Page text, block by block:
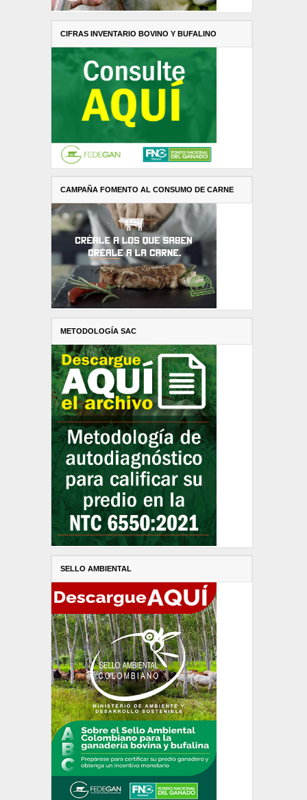
CIFRAS INVENTARIO BOVINO Y BUFALINO
CAMPAÑA FOMENTO AL CONSUMO DE CARNE
METODOLOGÍA SAC
SELLO AMBIENTAL